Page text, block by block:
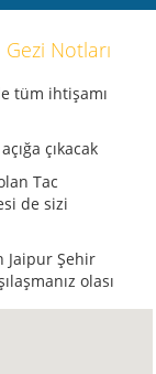
Notları
tüm ihtişamı
çıkacak
Tac
de sizi
Jaipur Şehir
olası